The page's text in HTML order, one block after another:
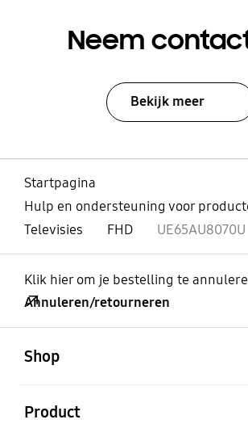
Neem
Bekijk meer
Startpagina
Hulp en ondersteuning voor
Televisies
FHD UE65AU8070U
Klik hier om je bestelling te
Annuleren/retourneren
Shop
Product